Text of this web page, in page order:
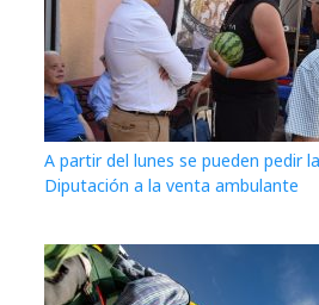
A partir del lunes se pueden pedir
Diputación a la venta ambulante